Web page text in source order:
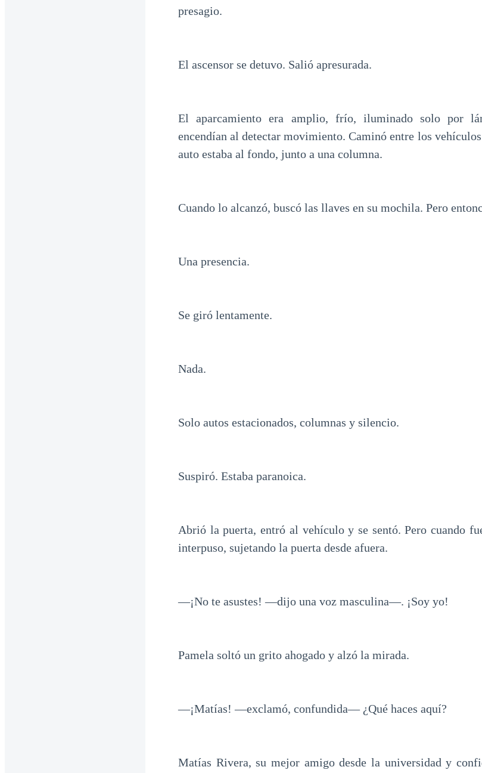
presagio.
El ascensor se detuvo. Salió apresurada.
El aparcamiento era amplio, frío, iluminado solo por
encendían al detectar movimiento. Caminó entre los
auto estaba al fondo, junto a una columna.
Cuando lo alcanzó, buscó las llaves en su mochila. Pero
Una presencia.
Se giró lentamente.
Nada.
Solo autos estacionados, columnas y silencio.
Suspiró. Estaba paranoica.
Abrió la puerta, entró al vehículo y se sentó. Pero cuando
interpuso, sujetando la puerta desde afuera.
—¡No te asustes! —dijo una voz masculina—. ¡Soy yo!
Pamela soltó un grito ahogado y alzó la mirada.
—¡Matías! —exclamó, confundida— ¿Qué haces aquí?
Matías Rivera, su mejor amigo desde la universidad y